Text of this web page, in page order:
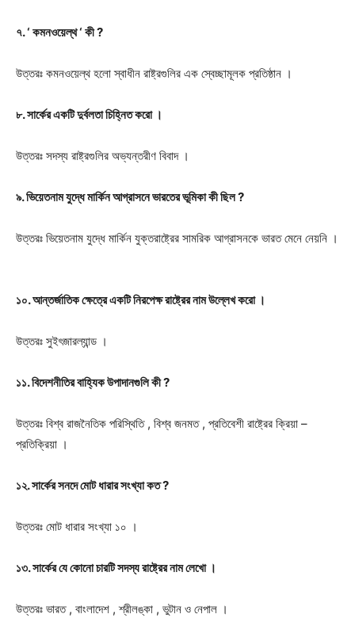
৭. ‘ কমনওয়েল্থ ‘ কী ?
উত্তরঃ কমনওয়েল্থ হলো স্বাধীন রাষ্ট্রগুলির এক স্বেচ্ছামূলক প্রতিষ্ঠান ।
৮. সার্কের একটি দুর্বলতা চিহ্নিত করো ।
উত্তরঃ সদস্য রাষ্ট্রগুলির অভ্যন্তরীণ বিবাদ ।
৯. ভিয়েতনাম যুদ্ধে মার্কিন আগ্রাসনে ভারতের ভূমিকা কী ছিল ?
উত্তরঃ ভিয়েতনাম যুদ্ধে মার্কিন যুক্তরাষ্ট্রের সামরিক আগ্রাসনকে ভারত মেনে নেয়নি ।
১০. আন্তর্জাতিক ক্ষেত্রে একটি নিরপেক্ষ রাষ্ট্রের নাম উল্লেখ করো ।
উত্তরঃ সুইৎজারল্যান্ড ।
১১. বিদেশনীতির বাহ্যিক উপাদানগুলি কী ?
উত্তরঃ বিশ্ব রাজনৈতিক পরিস্থিতি , বিশ্ব জনমত , প্রতিবেশী রাষ্ট্রের ক্রিয়া –
প্রতিক্রিয়া ।
১২. সার্কের সনদে মোট ধারার সংখ্যা কত ?
উত্তরঃ মোট ধারার সংখ্যা ১০ ।
১৩. সার্কের যে কোনো চারটি সদস্য রাষ্ট্রের নাম লেখো ।
উত্তরঃ ভারত , বাংলাদেশ , শ্রীলঙ্কা , ভুটান ও নেপাল ।